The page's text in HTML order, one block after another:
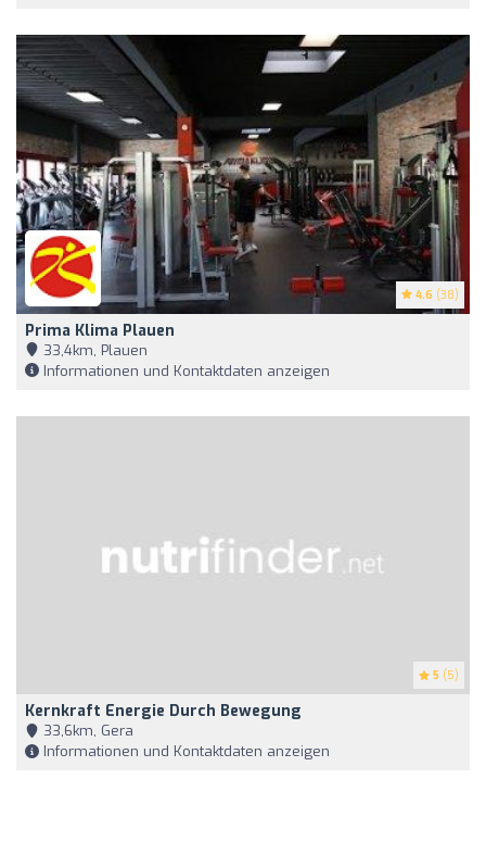
4.6 (38)
Prima Klima Plauen
33,4km, Plauen
Informationen und Kontaktdaten anzeigen
5 (5)
Kernkraft Energie Durch Bewegung
33,6km, Gera
Informationen und Kontaktdaten anzeigen